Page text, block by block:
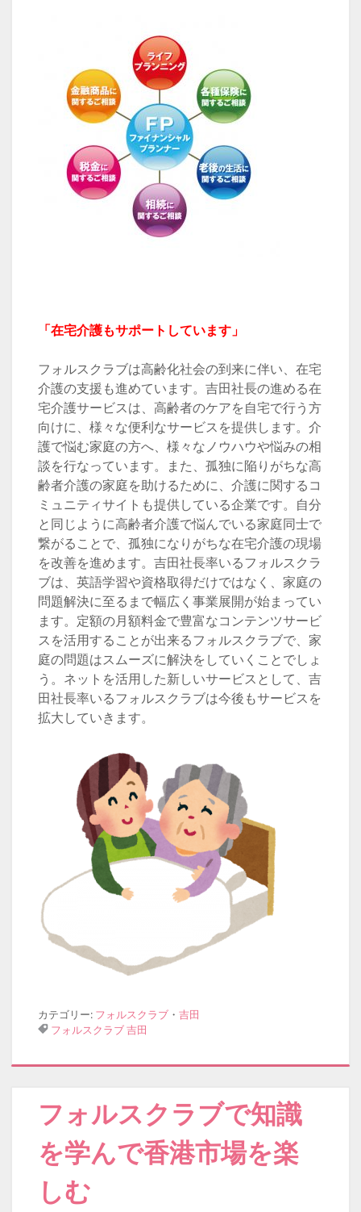
「在宅介護もサポートしています」
フォルスクラブは高齢化社会の到来に伴い、在宅
介護の支援も進めています。吉田社長の進める在
宅介護サービスは、高齢者のケアを自宅で行う方
向けに、様々な便利なサービスを提供します。介
護で悩む家庭の方へ、様々なノウハウや悩みの相
談を行なっています。また、孤独に陥りがちな高
齢者介護の家庭を助けるために、介護に関するコ
ミュニティサイトも提供している企業です。自分
と同じように高齢者介護で悩んでいる家庭同士で
繋がることで、孤独になりがちな在宅介護の現場
を改善を進めます。吉田社長率いるフォルスクラ
ブは、英語学習や資格取得だけではなく、家庭の
問題解決に至るまで幅広く事業展開が始まってい
ます。定額の月額料金で豊富なコンテンツサービ
スを活用することが出来るフォルスクラブで、家
庭の問題はスムーズに解決をしていくことでしょ
う。ネットを活用した新しいサービスとして、吉
田社長率いるフォルスクラブは今後もサービスを
拡大していきます。
カテゴリー: フォルスクラブ・ 吉田
フォルスクラブ吉田
フォルスクラブで知識
を学んで香港市場を楽
しむ